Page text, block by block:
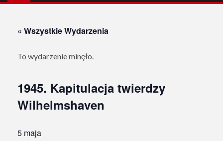
« Wszystkie Wydarzenia
To wydarzenie minęło.
1945. Kapitulacja twierdzy
Wilhelmshaven
5 maja